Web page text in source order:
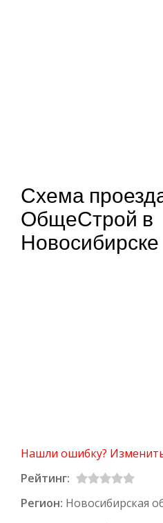
Схема
ОбщеСтрой в
Новосибирске
Нашли ошибку?
Рейтинг:
Регион: Новосибирская